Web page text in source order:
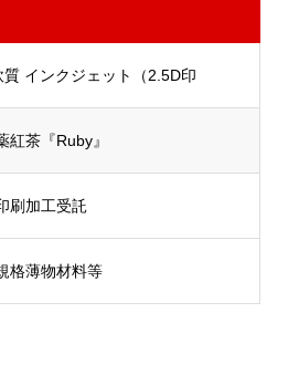
質 インクジェット（2.5D印
紅茶『Ruby』
刷加工受託
格薄物材料等